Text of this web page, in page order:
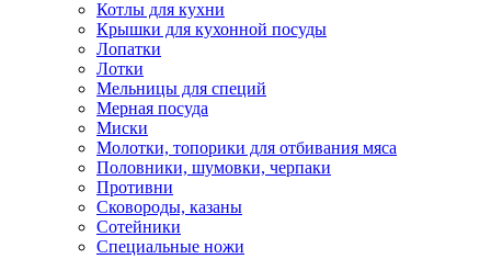
Котлы для кухни
Крышки для кухонной посуды
Лопатки
Лотки
Мельницы для специй
Мерная посуда
Миски
Молотки, топорики для отбивания мяса
Половники, шумовки, черпаки
Противни
Сковороды, казаны
Сотейники
Специальные ножи